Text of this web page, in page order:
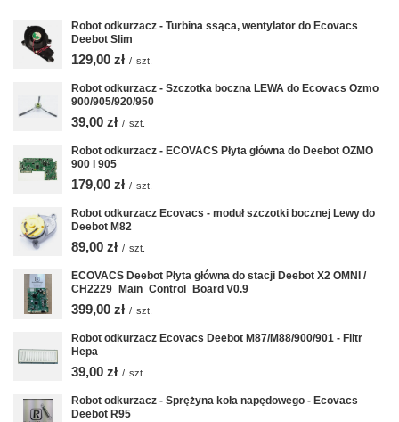
Robot odkurzacz - Turbina ssąca, wentylator do Ecovacs
Deebot Slim
129,00 zł / szt.
Robot odkurzacz - Szczotka boczna LEWA do Ecovacs Ozmo
900/905/920/950
39,00 zł / szt.
Robot odkurzacz - ECOVACS Płyta główna do Deebot OZMO
900 i 905
179,00 zł / szt.
Robot odkurzacz Ecovacs - moduł szczotki bocznej Lewy do
Deebot M82
89,00 zł / szt.
ECOVACS Deebot Płyta główna do stacji Deebot X2 OMNI /
CH2229_Main_Control_Board V0.9
399,00 zł / szt.
Robot odkurzacz Ecovacs Deebot M87/M88/900/901 - Filtr
Hepa
39,00 zł / szt.
Robot odkurzacz - Sprężyna koła napędowego - Ecovacs
Deebot R95